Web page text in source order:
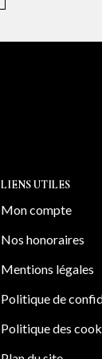
LIENS UTILES
Mon compte
Nos honoraires
Mentions légales
Politique de
Politique des